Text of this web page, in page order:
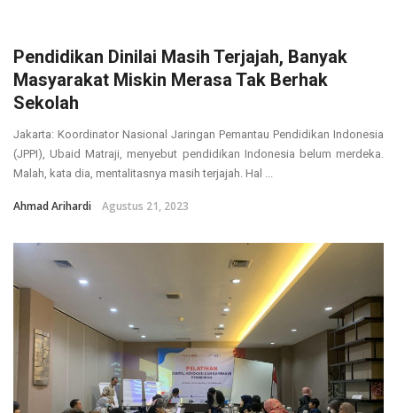
Pendidikan Dinilai Masih Terjajah, Banyak
Masyarakat Miskin Merasa Tak Berhak
Sekolah
Jakarta: Koordinator Nasional Jaringan Pemantau Pendidikan Indonesia
(JPPI), Ubaid Matraji, menyebut pendidikan Indonesia belum merdeka.
Malah, kata dia, mentalitasnya masih terjajah. Hal ...
Ahmad Arihardi Agustus 21, 2023